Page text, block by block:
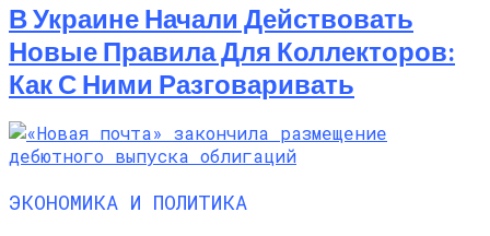
В Украине Начали Действовать
Новые Правила Для Коллекторов:
Как С Ними Разговаривать
ЭКОНОМИКА И ПОЛИТИКА